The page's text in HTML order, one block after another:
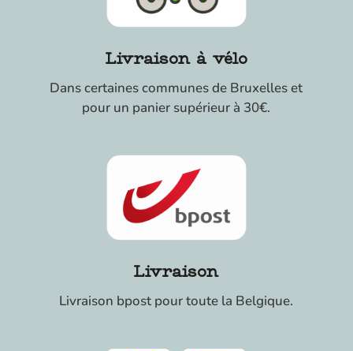
Livraison à vélo
Dans certaines communes de Bruxelles et
pour un panier supérieur à 30€.
Livraison
Livraison bpost pour toute la Belgique.